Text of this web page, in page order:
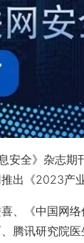
安全》杂志
出《2023产
、《中国网
腾讯研究院